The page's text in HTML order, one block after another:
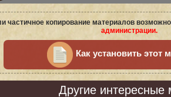
частичное копирование материалов возможно
администрации.
Как установить этот
Другие интересные